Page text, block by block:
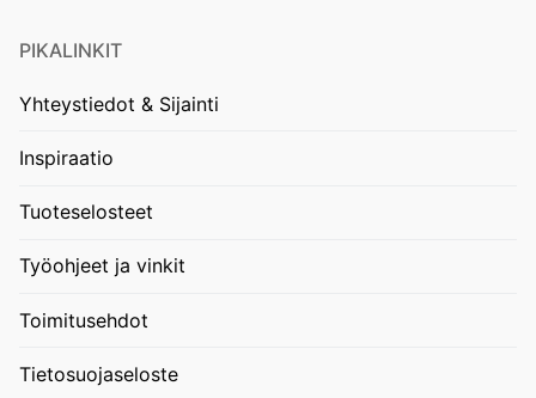
PIKALINKIT
Yhteystiedot & Sijainti
Inspiraatio
Tuoteselosteet
Työohjeet ja vinkit
Toimitusehdot
Tietosuojaseloste